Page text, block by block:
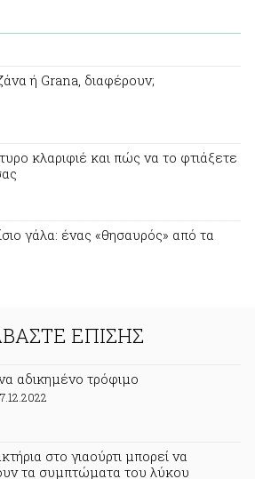
ή Grana, διαφέρουν;
κλαριφιέ και πώς να το φτιάξετε
γάλα: ένας «θησαυρός» από τα
ΕΠΙΣΗΣ
αδικημένο τρόφιμο
στο γιαούρτι μπορεί να
τα συμπτώματα του λύκου